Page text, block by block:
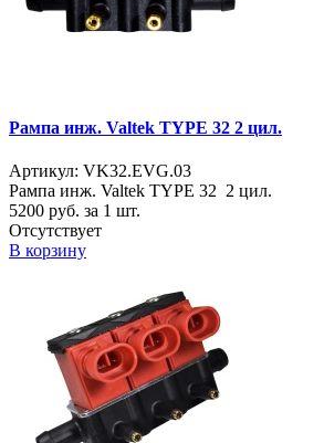
Рампа инж. Valtek TYPE 32 2 цил.
Артикул: VK32.EVG.03
Рампа инж. Valtek TYPE 32 2 цил.
5200 руб. за 1 шт.
Отсутствует
В корзину